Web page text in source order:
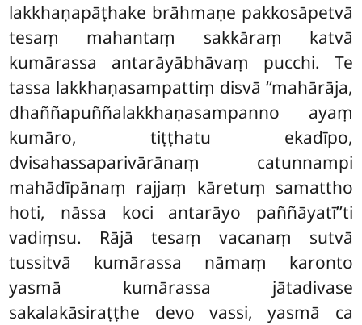
lakkhaṇapāṭhake brāhmaṇe pakkosāpetvā
tesaṃ mahantaṃ sakkāraṃ katvā
kumārassa antarāyābhāvaṃ pucchi. Te
tassa lakkhaṇasampattiṃ disvā ‘‘mahārāja,
dhaññapuññalakkhaṇasampanno ayaṃ
kumāro, tiṭṭhatu ekadīpo,
dvisahassaparivārānaṃ catunnampi
mahādīpānaṃ rajjaṃ kāretuṃ samattho
hoti, nāssa koci antarāyo paññāyatī’’ti
vadiṃsu. Rājā tesaṃ vacanaṃ sutvā
tussitvā kumārassa nāmaṃ karonto
yasmā kumārassa jātadivase
sakalakāsiraṭṭhe devo vassi, yasmā ca